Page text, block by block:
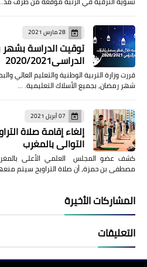
28 مارس 2021
توقيت الدراسة
الدراسي2020/2021
قررت وزارة التربية الوطنية والتعليم العالي
شهر رمضان، بجميع الأسلاك التعليمية. …
07 أبريل 2021
إلغاء إقامة صلاة
التوالي بالمغرب
كشف عضو المجلس العلمي الأعلى
مصطفى بن حمزة، أن صلاة التراويح سيتم
المشاركات الأخيرة
التعليقات